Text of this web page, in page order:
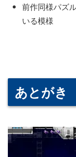
前作同様パズ
いる模様
あとがき